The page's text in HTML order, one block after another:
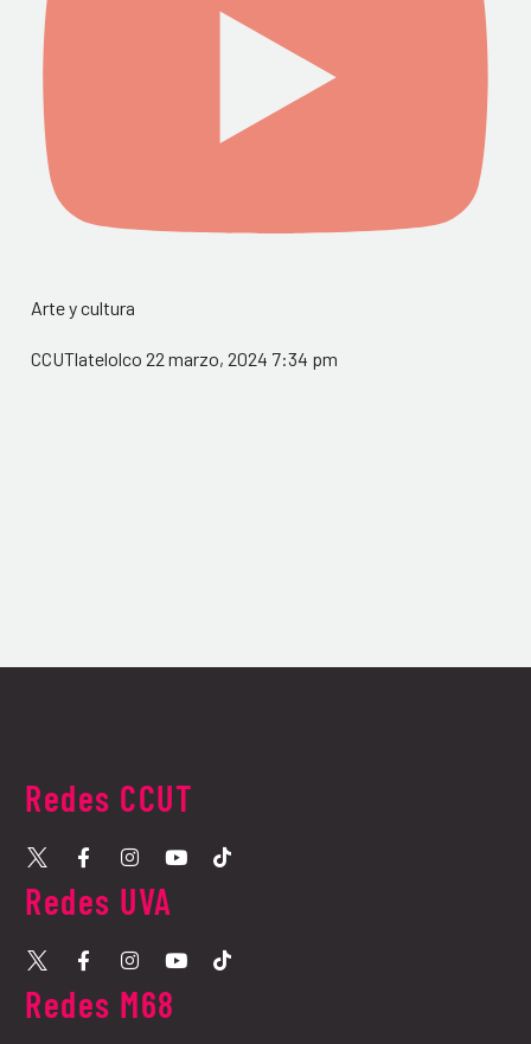
Arte y cultura
CCUTlatelolco 22 marzo, 2024 7:34 pm
Redes CCUT
Redes UVA​
Redes M68​